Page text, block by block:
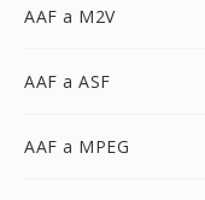
AAF a M2V
AAF a ASF
AAF a MPEG